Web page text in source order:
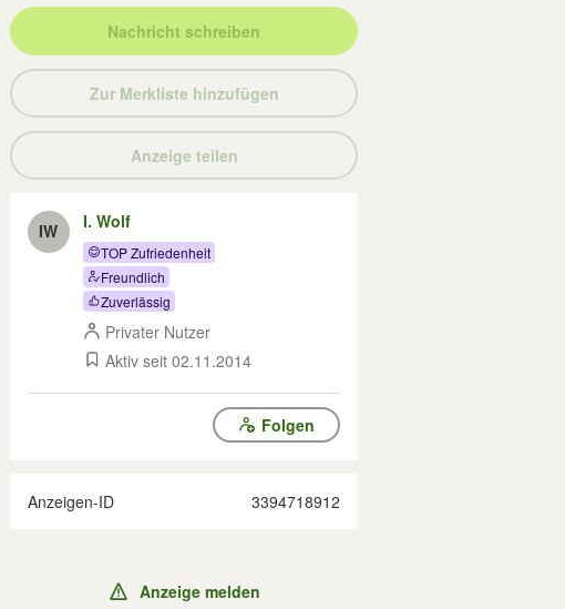
Nachricht schreiben
Zur Merkliste hinzufügen
Anzeige teilen
IW I. Wolf
TOP Zufriedenheit
Freundlich
Zuverlässig
Privater Nutzer
Aktiv seit 02.11.2014
Folgen
Anzeigen-ID 3394718912
Anzeige melden